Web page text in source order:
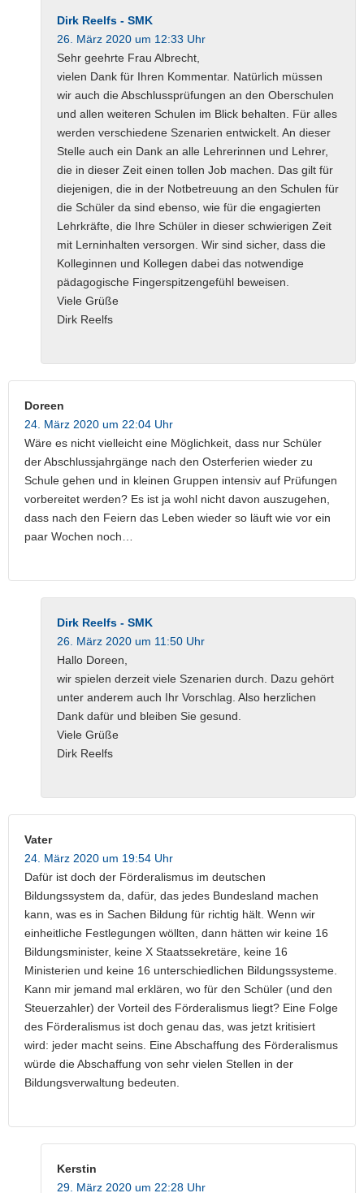
Dirk Reelfs - SMK
26. März 2020 um 12:33 Uhr
Sehr geehrte Frau Albrecht,
vielen Dank für Ihren Kommentar. Natürlich müssen
wir auch die Abschlussprüfungen an den Oberschulen
und allen weiteren Schulen im Blick behalten. Für alles
werden verschiedene Szenarien entwickelt. An dieser
Stelle auch ein Dank an alle Lehrerinnen und Lehrer,
die in dieser Zeit einen tollen Job machen. Das gilt für
diejenigen, die in der Notbetreuung an den Schulen für
die Schüler da sind ebenso, wie für die engagierten
Lehrkräfte, die Ihre Schüler in dieser schwierigen Zeit
mit Lerninhalten versorgen. Wir sind sicher, dass die
Kolleginnen und Kollegen dabei das notwendige
pädagogische Fingerspitzengefühl beweisen.
Viele Grüße
Dirk Reelfs
Doreen
24. März 2020 um 22:04 Uhr
Wäre es nicht vielleicht eine Möglichkeit, dass nur Schüler
der Abschlussjahrgänge nach den Osterferien wieder zu
Schule gehen und in kleinen Gruppen intensiv auf Prüfungen
vorbereitet werden? Es ist ja wohl nicht davon auszugehen,
dass nach den Feiern das Leben wieder so läuft wie vor ein
paar Wochen noch…
Dirk Reelfs - SMK
26. März 2020 um 11:50 Uhr
Hallo Doreen,
wir spielen derzeit viele Szenarien durch. Dazu gehört
unter anderem auch Ihr Vorschlag. Also herzlichen
Dank dafür und bleiben Sie gesund.
Viele Grüße
Dirk Reelfs
Vater
24. März 2020 um 19:54 Uhr
Dafür ist doch der Förderalismus im deutschen
Bildungssystem da, dafür, das jedes Bundesland machen
kann, was es in Sachen Bildung für richtig hält. Wenn wir
einheitliche Festlegungen wöllten, dann hätten wir keine 16
Bildungsminister, keine X Staatssekretäre, keine 16
Ministerien und keine 16 unterschiedlichen Bildungssysteme.
Kann mir jemand mal erklären, wo für den Schüler (und den
Steuerzahler) der Vorteil des Förderalismus liegt? Eine Folge
des Förderalismus ist doch genau das, was jetzt kritisiert
wird: jeder macht seins. Eine Abschaffung des Förderalismus
würde die Abschaffung von sehr vielen Stellen in der
Bildungsverwaltung bedeuten.
Kerstin
29. März 2020 um 22:28 Uhr